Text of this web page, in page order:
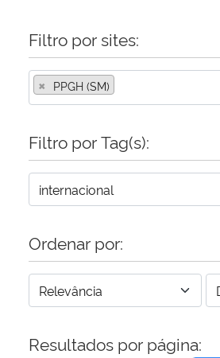
Controladoria-Geral da União
Ministério da Mulher, da Família e dos Direitos
Secretaria de Governo
Advocacia-Geral da União
Banco Central do Brasil
Planalto
Filtro por sites:
× PPGH (SM)
Filtro por Tag(s):
Ordenar por:
Resultados por página: